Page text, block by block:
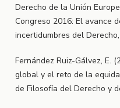
Derecho de la Unión
Congreso 2016: El avance
incertidumbres del
Fernández Ruiz-Gálvez, E.
global y el reto de la
de Filosofía del Derecho y